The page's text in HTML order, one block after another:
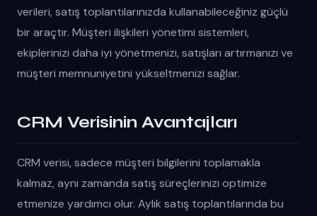
verileri, satış toplantılarınızda kullanabileceğiniz güçlü
bir araçtır. Müşteri ilişkileri yönetimi sistemleri,
ekiplerinizi daha iyi yönetmenizi, satışları artırmanızı ve
müşteri memnuniyetini yükseltmenizi sağlar.
CRM Verisinin Avantajları
CRM verisi, sadece müşteri bilgilerini toplamakla
kalmaz, aynı zamanda satış süreçlerinizi optimize
etmenize yardımcı olur. Aylık satış toplantılarında bu